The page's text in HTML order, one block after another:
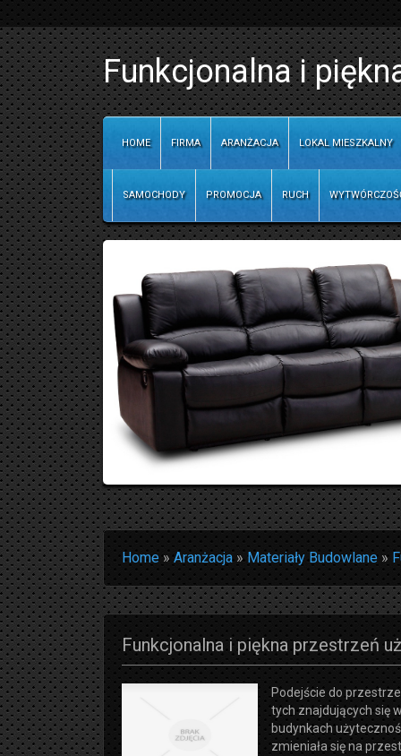
Funkcjonalna i
HOME FIRMA ARANŻACJA LOKAL MIESZKALNY
SAMOCHODY PROMOCJA RUCH
Home»Aranżacja» Materiały Budowlane »
Funkcjonalna i piękna przestrzeń
Podejście do
tych znajdujących się
budynkach
zmieniała się na